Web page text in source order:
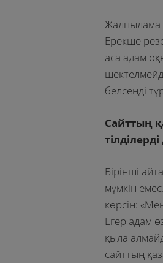
Жалпылама
Ерекше
аса адам
белсенді
Сайттың
Бірінші
мүмкін
көрсін:
Егер адам
қыла
сайттың